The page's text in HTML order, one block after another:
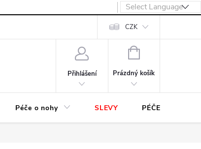
CZK
Přihlášení
NÁKUPNÍ
Prázdný košík
Péče o nohy SLEVY PÉČE O OBUV